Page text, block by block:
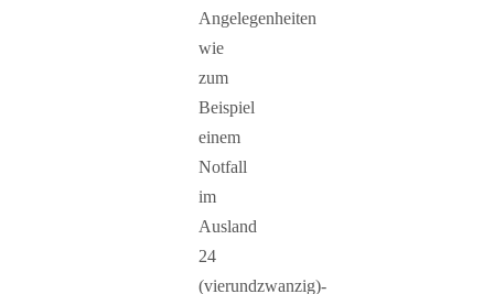
Angelegenheiten
wie
zum
Beispiel
einem
Notfall
im
Ausland
24
(vierundzwanzig)-